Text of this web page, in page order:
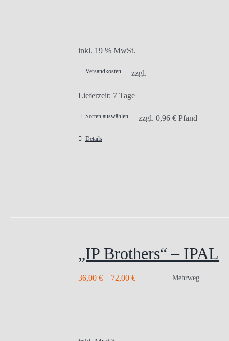
inkl. 19 % MwSt.
zzgl.
Versandkosten
Lieferzeit: 7 Tage
Sorten auswählen zzgl. 0,96 € Pfand
Details
„IP Brothers“ – IPAL
36,00 € – 72,00 € Mehrweg